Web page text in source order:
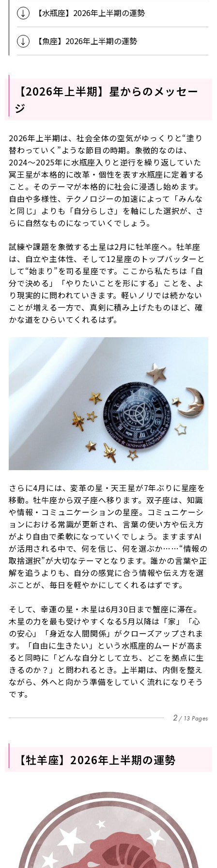
【水瓶座】2026年上半期の運勢
【魚座】2026年上半期の運勢
【2026年上半期】星からのメッセー
ジ
2026年上半期は、社会全体の空気がゆっくりと“塗り
替わっていく”ような節目の時期。象徴的なのは、
2024〜2025年に水瓶座入りと逆行を繰り返していた
冥王星が本格的に改革・個性を表す水瓶座に定着する
こと。そのテーマが本格的に社会に浸透し始めます。
自由や多様性、テクノロジーの加速によって「みんな
と同じ」よりも「自分らしさ」を軸にした選択が、さ
らに自然なものになっていくでしょう。
試練や課題を象徴する土星は2月に牡羊座へ。牡羊座
は、自立や主体性、そして12星座のトップバッターと
して“始まり”を司る星座です。ここから私たちは「自
分で決める」「やりたいことを形にする」ことを、よ
り現実的に問われていきます。軽いノリでは続かない
ことが増える一方で、真剣に積み上げたものほど、確
かな道をひらいてくれるはず。
さらに4月には、変革の星・天王星が7年ぶりに星座を
移動。牡牛座から双子座へ移ります。双子座は、知識
や情報・コミュニケーションの星座。コミュニケーシ
ョンにおける常識が更新され、言葉の使い方や伝え方
がより自由で柔軟になっていくでしょう。ますますAI
が活用される中で、何を信じ、何を選ぶか……“情報の
取捨選択”が大切なテーマとなります。誰かの言葉や正
解を追うよりも、自分の感覚に合う情報や伝え方を選
ぶことが、毎日を軽やかにしてくれるはずです。
そして、幸運の星・木星は6月30日まで蟹座に滞在。
木星の力を最も受けやすくなる5月以降は「家」「心
の安心」「身近な人間関係」がクローズアップされま
す。「自由に生きたい」という水瓶座的ムードが高ま
ると同時に「どんな自分として立ち、どこを拠点に生
きるのか？」と問われるとき。上半期は、内側を整え
ながら、外へと向かう準備をしていく流れになりそう
です。
2 13 Pages
【牡羊座】2026年上半期の運勢